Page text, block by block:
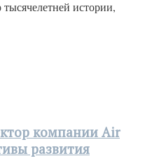
тысячелетней истории,
компании Air
развития